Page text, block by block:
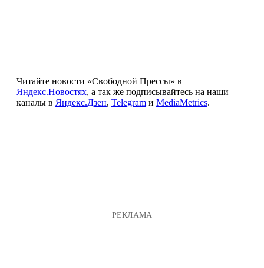
Читайте новости «Свободной Прессы» в
Яндекс.Новостях, а так же подписывайтесь на наши
каналы в Яндекс.Дзен, Telegram и MediaMetrics.